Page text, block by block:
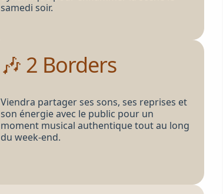
samedi soir.
🎶 2 Borders
Viendra partager ses sons, ses reprises et
son énergie avec le public pour un
moment musical authentique tout au long
du week-end.